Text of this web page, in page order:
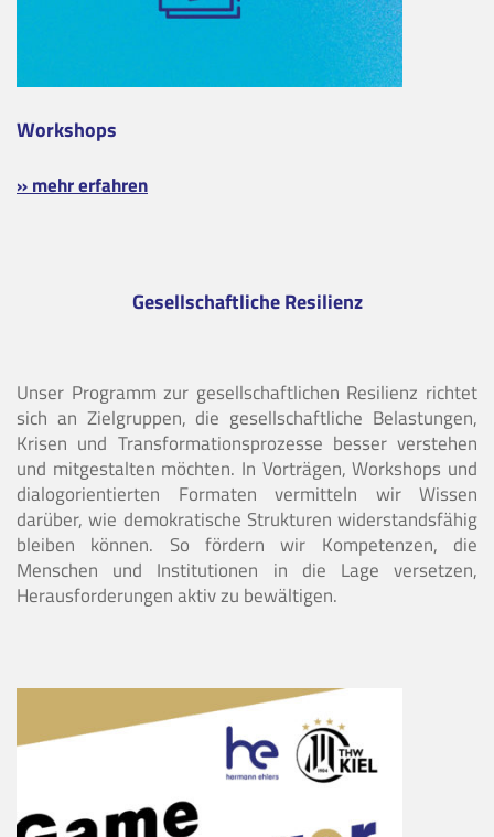
Workshops
» mehr erfahren
Gesellschaftliche Resilienz
Unser Programm zur gesellschaftlichen Resilienz richtet
sich an Zielgruppen, die gesellschaftliche Belastungen,
Krisen und Transformationsprozesse besser verstehen
und mitgestalten möchten. In Vorträgen, Workshops und
dialogorientierten Formaten vermitteln wir Wissen
darüber, wie demokratische Strukturen widerstandsfähig
bleiben können. So fördern wir Kompetenzen, die
Menschen und Institutionen in die Lage versetzen,
Herausforderungen aktiv zu bewältigen.